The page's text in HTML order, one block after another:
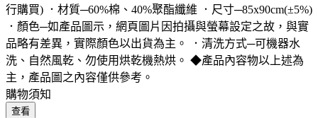
行購買) ．材質─60%棉、40%聚酯纖維 ．尺寸─85x90cm(±5%)
．顏色─如產品圖示，網頁圖片因拍攝與螢幕設定之故，與實
品略有差異，實際顏色以出貨為主。 ．清洗方式─可機器水
洗、自然風乾、勿使用烘乾機熱烘。 ◆產品內容物以上述為
主，產品圖之內容僅供參考。
購物須知
查看